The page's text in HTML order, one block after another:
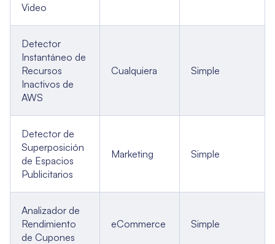
Video
Detector
Instantáneo de
Recursos
Inactivos de
AWS
Cualquiera Simple
Detector de
Superposición
de Espacios
Publicitarios
Marketing Simple
Analizador de
Rendimiento
de Cupones
eCommerce Simple